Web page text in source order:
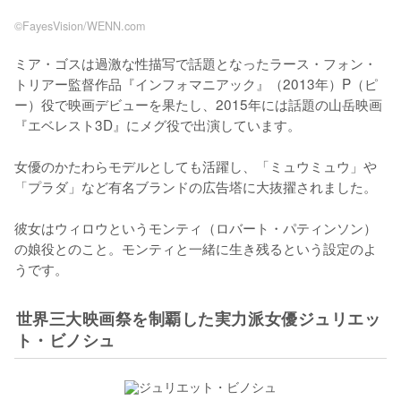
©︎FayesVision/WENN.com
ミア・ゴスは過激な性描写で話題となったラース・フォン・
トリアー監督作品『インフォマニアック』（2013年）P（ピ
ー）役で映画デビューを果たし、2015年には話題の山岳映画
『エベレスト3D』にメグ役で出演しています。
女優のかたわらモデルとしても活躍し、「ミュウミュウ」や
「プラダ」など有名ブランドの広告塔に大抜擢されました。
彼女はウィロウというモンティ（ロバート・パティンソン）
の娘役とのこと。モンティと一緒に生き残るという設定のよ
うです。
世界三大映画祭を制覇した実力派女優ジュリエッ
ト・ビノシュ